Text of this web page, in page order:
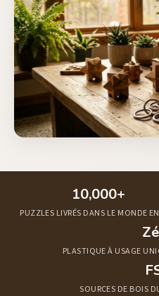
Notre Impact
10,000+
PUZZLES LIVRÉS DANS LE MONDE
PLASTIQUE À USAGE
SOURCES DE BOIS